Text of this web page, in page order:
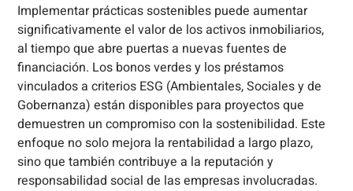
Implementar prácticas sostenibles puede aumentar
significativamente el valor de los activos inmobiliarios,
al tiempo que abre puertas a nuevas fuentes de
financiación. Los bonos verdes y los préstamos
vinculados a criterios ESG (Ambientales, Sociales y de
Gobernanza) están disponibles para proyectos que
demuestren un compromiso con la sostenibilidad. Este
enfoque no solo mejora la rentabilidad a largo plazo,
sino que también contribuye a la reputación y
responsabilidad social de las empresas involucradas.